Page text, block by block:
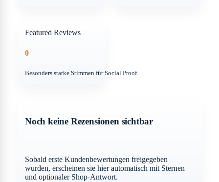
Featured Reviews
0
Besonders starke Stimmen für Social Proof.
Noch keine Rezensionen sichtbar
Sobald erste Kundenbewertungen freigegeben
wurden, erscheinen sie hier automatisch mit Sternen
und optionaler Shop-Antwort.